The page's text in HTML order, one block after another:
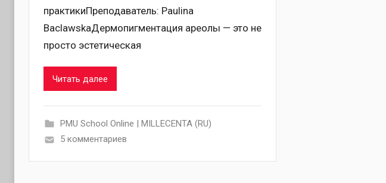
практикиПреподаватель: Paulina
BaclawskaДермопигментация ареолы — это не
просто эстетическая
Читать далее
PMU School Online | MILLECENTA (RU)
5 комментариев